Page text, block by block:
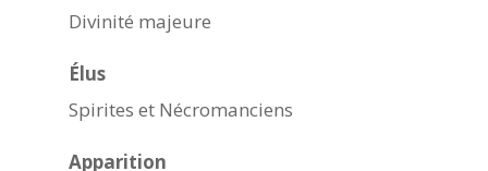
Divinité majeure
Élus
Spirites et Nécromanciens
Apparition